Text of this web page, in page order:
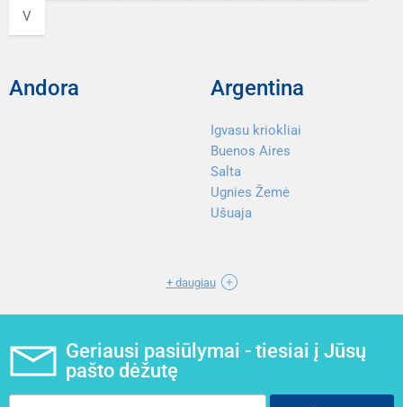
V
Andora Argentina
Igvasu kriokliai
Buenos Aires
Salta
Ugnies Žemė
Ušuaja
+ daugiau
Geriausi pasiūlymai - tiesiai į Jūsų
pašto dėžutę